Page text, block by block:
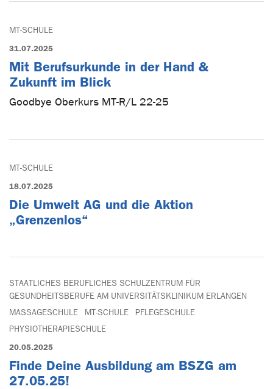
MT-SCHULE
31.07.2025
Mit Berufsurkunde in der Hand &
Zukunft im Blick
Goodbye Oberkurs MT-R/L 22-25
MT-SCHULE
18.07.2025
Die Umwelt AG und die Aktion
„Grenzenlos“
STAATLICHES BERUFLICHES SCHULZENTRUM FÜR
GESUNDHEITSBERUFE AM UNIVERSITÄTSKLINIKUM ERLANGEN
MASSAGESCHULE
MT-SCHULE
PFLEGESCHULE
PHYSIOTHERAPIESCHULE
20.05.2025
Finde Deine Ausbildung am BSZG am
27.05.25!